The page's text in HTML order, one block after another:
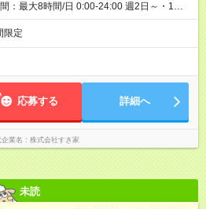
：最大8時間/日 0:00-24:00 週2日～・1日
〇朝帯 5:00-9:00 〇昼帯 9:00-14:00 〇午
帯 18:00-22:00 〇深夜帯 22:00-翌5:00 基
限定
応募する 詳細へ
業名 株式会社すき家
未読